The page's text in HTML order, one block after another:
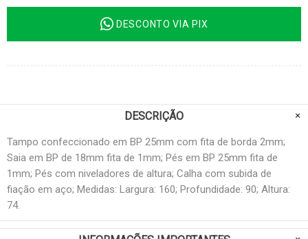
DESCONTO VIA PIX
DESCRIÇÃO
Tampo confeccionado em BP 25mm com fita de borda 2mm;
Saia em BP de 18mm fita de 1mm; Pés em BP 25mm fita de
1mm; Pés com niveladores de altura; Calha com subida de
fiação em aço; Medidas: Largura: 160; Profundidade: 90; Altura:
74.